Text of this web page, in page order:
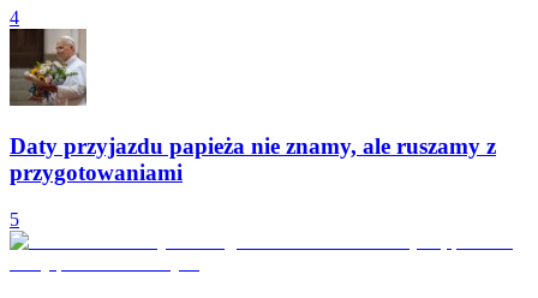
4
Daty przyjazdu papieża nie znamy, ale ruszamy z
przygotowaniami
5